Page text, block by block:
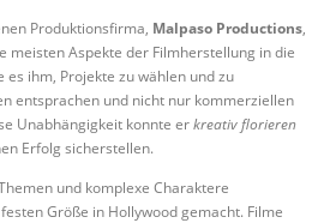
Produktionsfirma, Malpaso Productions,
meisten Aspekte der Filmherstellung in die
ihm, Projekte zu wählen und zu
entsprachen und nicht nur kommerziellen
Unabhängigkeit konnte erkreativ florieren
Erfolg sicherstellen.
und komplexe Charaktere
Größe in Hollywood gemacht. Filme